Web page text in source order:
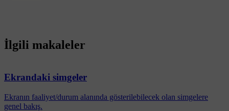
İlgili makaleler
Ekrandaki simgeler
Ekranın faaliyet/durum alanında gösterilebilecek olan simgelere
genel bakış.